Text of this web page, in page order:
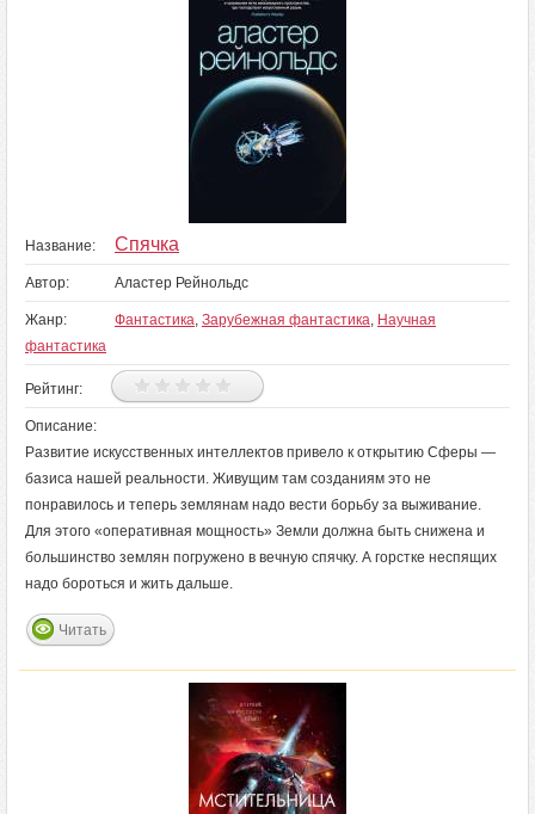
Название: Спячка
Автор: Аластер Рейнольдс
Жанр: Фантастика, Зарубежная фантастика, Научная
фантастика
Рейтинг:
Описание:
Развитие искусственных интеллектов привело к открытию Сферы —
базиса нашей реальности. Живущим там созданиям это не
понравилось и теперь землянам надо вести борьбу за выживание.
Для этого «оперативная мощность» Земли должна быть снижена и
большинство землян погружено в вечную спячку. А горстке неспящих
надо бороться и жить дальше.
Читать